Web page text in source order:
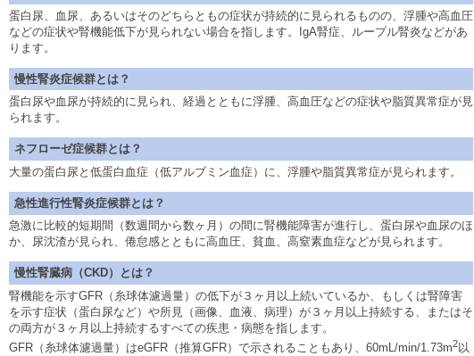
蛋白尿、血尿、あるいはそのどちらともの症状が持続的に見られるものの、浮腫や高血圧
などの症状や腎機能低下が見られない場合を指します。IgA腎症、ループル腎炎などがあ
ります。
慢性腎炎症候群とは？
蛋白尿や血尿が持続的に見られ、経過とともに浮腫、高血圧などの症状や脂質異常症が見
られます。
ネフローゼ症候群とは？
大量の蛋白尿と低蛋白血症（低アルブミン血症）に、浮腫や脂質異常症が見られます。
急性進行性腎炎症候群とは？
急激に比較的短期間（数週間から数ヶ月）の間に腎機能障害が進行し、蛋白尿や血尿のほ
か、尿沈渣が見られ、倦怠感とともに高血圧、貧血、高窒素血症などが見られます。
慢性腎臓病（CKD）とは？
腎機能を示すGFR（糸球体濾過量）の低下が３ヶ月以上続いているか、もしくは腎障害
を示す症状（蛋白尿など）や所見（画像、血液、病理）が３ヶ月以上持続する、またはそ
の両方が３ヶ月以上持続するすべての疾患・病態を指します。
GFR（糸球体濾過量）はeGFR（推算GFR）で示されることもあり、60mL/min/1.73m2以